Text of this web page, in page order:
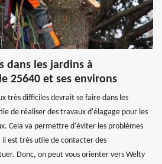
dans les jardins à
25640 et ses environs
très difficiles devrait se faire dans les
de réaliser des travaux d'élagage pour les
Cela va permettre d'éviter les problèmes
il est très utile de contacter des
Donc, on peut vous orienter vers Welty